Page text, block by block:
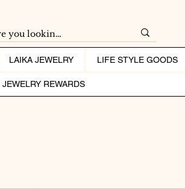
LAIKA JEWELRY LIFE STYLE GOODS
JEWELRY REWARDS